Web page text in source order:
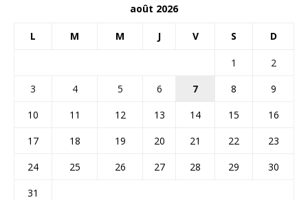
août 2026
L M M J V S D
1
2
3
4 5 6 7 8
9
10
11 12 13 14 15
16
17
18 19 20 21 22
23
24
25 26 27 28 29
30
31